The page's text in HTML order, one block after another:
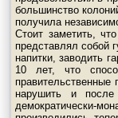
большинство
получила
Стоит заметить,
представлял собой
напитки, заводить
10 лет, что
нарушить и после
демократически-